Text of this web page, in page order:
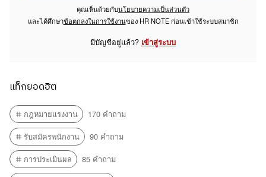
ตาม พรบ.คุ้มครองแรงงาน มาตรา 5 "วันทำงาน" :...
14 กันยายน 2022 12:12 น.
1. ในมุมกฎหมายแรงงาน การโยกย้ายหรือเปลี่ยนแปลง
ตำแหน่งหน้าที่ของลูกจ้างนั้น...
การทดลองงาน
คุณเห็นด้วยกับนโยบายความเป็นส่วนตัว
และได้ศึกษาข้อตกลงในการใช้งานของ HR NOTE ก่อนเข้าใช้ระบบสมาชิก
มีบัญชีอยู่แล้ว? เข้าสู่ระบบ
แท็กยอดฮิต
กฎหมายแรงงาน
170 คำถาม
รับสมัครพนักงาน
90 คำถาม
การประเมินผล
85 คำถาม